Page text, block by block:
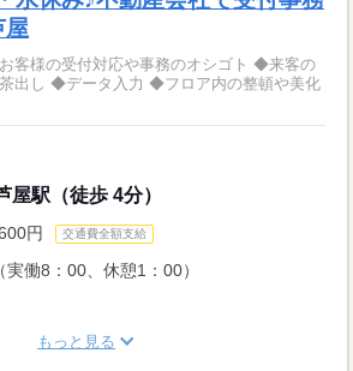
の受付対応や事務のオシゴト ◆来客の
出し ◆データ入力 ◆フロア内の整頓や美化
屋駅（徒歩 4分）
円 交通費全額支給
働8：00、休憩1：00）
もっと見る